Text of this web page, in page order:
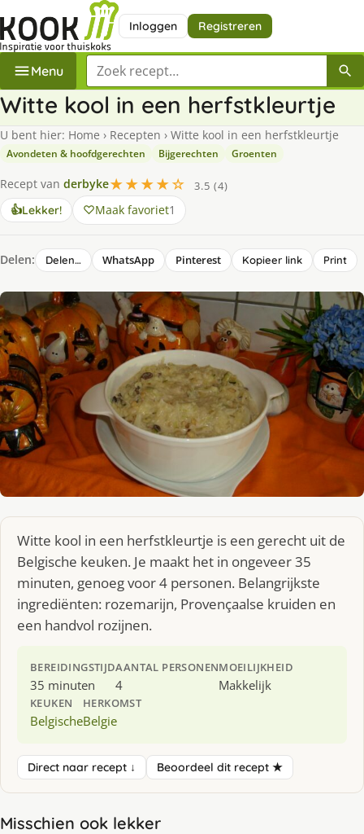
Inloggen Registreren
Menu Zoek een recept
Witte kool in een herfstkleurtje
U bent hier: Home › Recepten › Witte kool in een herfstkleurtje
Avondeten & hoofdgerechten Bijgerechten Groenten
Recept van derbyke★★★★☆
3.5 (4)
👍Lekker! Maak favoriet1
Delen: Delen… WhatsApp Pinterest Kopieer link Print
Witte kool in een herfstkleurtje is een gerecht uit de
Belgische keuken. Je maakt het in ongeveer 35
minuten, genoeg voor 4 personen. Belangrijkste
ingrediënten: rozemarijn, Provençaalse kruiden en
een handvol rozijnen.
BEREIDINGSTIJD
35 minuten
AANTAL PERSONEN
4
MOEILIJKHEID
Makkelijk
KEUKEN
Belgische
HERKOMST
Belgie
Direct naar recept ↓ Beoordeel dit recept ★
Misschien ook lekker